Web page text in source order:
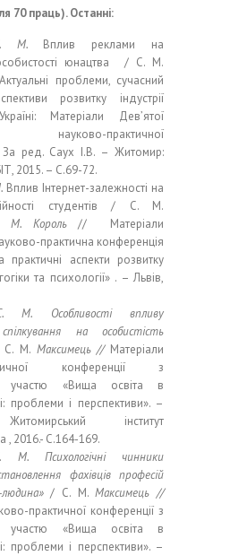
70 праць). Останні:
С. М. Вплив реклами на
юнацтва / С. М.
проблеми, сучасний
розвитку індустрії
Матеріали Дев’ятої
науково-практичної
За ред. Саух І.В. – Житомир:
2015. – С.69-72.
Вплив Інтернет-залежності на
студентів / С. М.
М. Король// Матеріали
практична конференція
практичні аспекти розвитку
та психології» . – Львів,
М. Особливості впливу
на особистість
С. М. Максимець //Матеріали
конференції з
участю «Вища освіта в
проблеми і перспективи». –
інститут
, 2016.- С.164-169.
М. Психологічні чинники
фахівців професій
людина»/ С. М.Максимець //
практичної конференції з
участю «Вища освіта в
проблеми і перспективи». –